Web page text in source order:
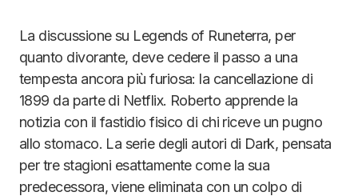
La discussione su Legends of Runeterra, per
quanto divorante, deve cedere il passo a una
tempesta ancora più furiosa: la cancellazione di
1899 da parte di Netflix. Roberto apprende la
notizia con il fastidio fisico di chi riceve un pugno
allo stomaco. La serie degli autori di Dark, pensata
per tre stagioni esattamente come la sua
predecessora, viene eliminata con un colpo di